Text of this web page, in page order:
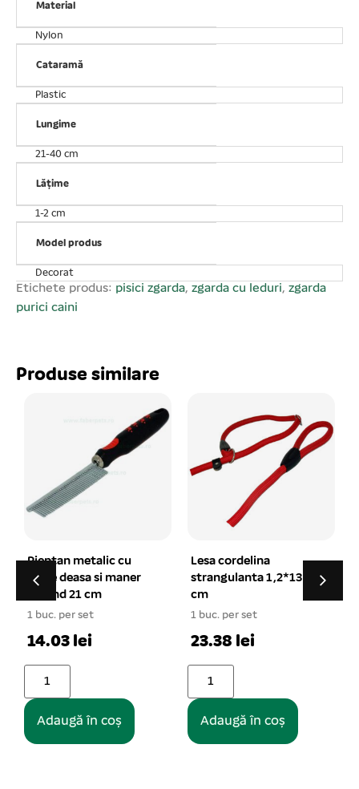
Dvs. Disponibilă în diferite culori. Se vinde ambalat câte
12 buc/set! Prețul afișat este per buc!
Material
Nylon
Cataramă
Plastic
Lungime
21-40 cm
Lățime
1-2 cm
Model produs
Decorat
Etichete produs: pisici zgarda, zgarda cu leduri, zgarda
purici caini
Produse similare
Pieptan metalic cu
dinte deasa si maner
rotund 21 cm
1 buc. per set
14.03 lei
Adaugă în coș
Lesa cordelina
strangulanta 1,2*130
cm
1 buc. per set
23.38 lei
Adaugă în coș